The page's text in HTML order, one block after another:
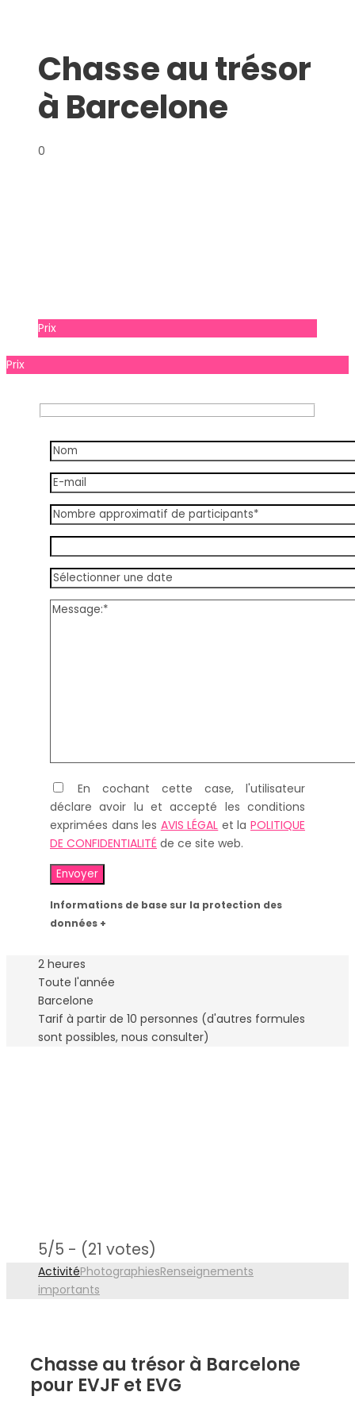
Chasse au trésor
à Barcelone
0
Prix
Prix
En cochant cette case, l'utilisateur
déclare avoir lu et accepté les conditions
exprimées dans les AVIS LÉGAL et laPOLITIQUE
DE CONFIDENTIALITÉ de ce site web.
Informations de base sur la protection des
données +
2 heures
Toute l'année
Barcelone
Tarif à partir de 10 personnes (d'autres formules
sont possibles, nous consulter)
5/5 - (21 votes)
ActivitéPhotographiesRenseignements
importants
Chasse au trésor à Barcelone
pour EVJF et EVG